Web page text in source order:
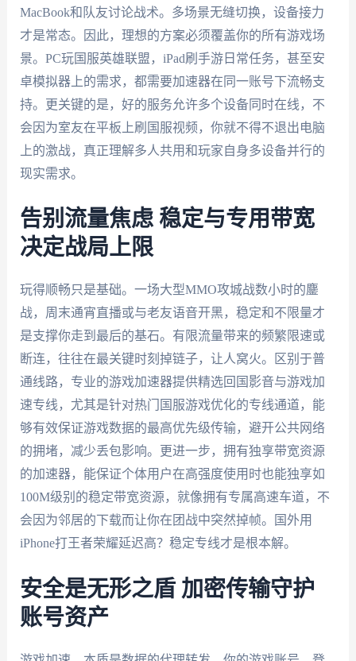
MacBook和队友讨论战术。多场景无缝切换，设备接力
才是常态。因此，理想的方案必须覆盖你的所有游戏场
景。PC玩国服英雄联盟，iPad刷手游日常任务，甚至安
卓模拟器上的需求，都需要加速器在同一账号下流畅支
持。更关键的是，好的服务允许多个设备同时在线，不
会因为室友在平板上刷国服视频，你就不得不退出电脑
上的激战，真正理解多人共用和玩家自身多设备并行的
现实需求。
告别流量焦虑 稳定与专用带宽
决定战局上限
玩得顺畅只是基础。一场大型MMO攻城战数小时的鏖
战，周末通宵直播或与老友语音开黑，稳定和不限量才
是支撑你走到最后的基石。有限流量带来的频繁限速或
断连，往往在最关键时刻掉链子，让人窝火。区别于普
通线路，专业的游戏加速器提供精选回国影音与游戏加
速专线，尤其是针对热门国服游戏优化的专线通道，能
够有效保证游戏数据的最高优先级传输，避开公共网络
的拥堵，减少丢包影响。更进一步，拥有独享带宽资源
的加速器，能保证个体用户在高强度使用时也能独享如
100M级别的稳定带宽资源，就像拥有专属高速车道，不
会因为邻居的下载而让你在团战中突然掉帧。国外用
iPhone打王者荣耀延迟高？稳定专线才是根本解。
安全是无形之盾 加密传输守护
账号资产